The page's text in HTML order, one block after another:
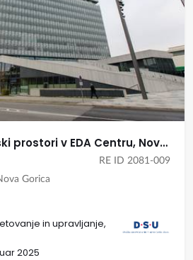
Shrambe in arhivski prostori v EDA Centru, Nova Gorica
RE ID 2081-009
Gorica
in upravljanje,
2025